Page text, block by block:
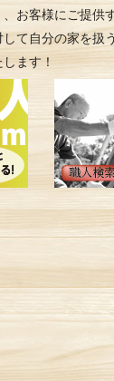
、お客様にご提供
て自分の家を扱
ます！